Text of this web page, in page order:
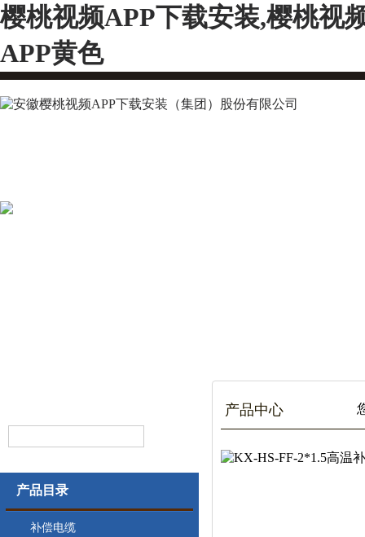
樱桃视频APP下载安装,樱桃视
APP黄色
产品目录
补偿电缆
产品中心